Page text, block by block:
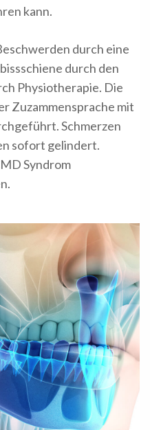
kann.
durch eine
durch den
Physiotherapie. Die
Zuzammensprache mit
Schmerzen
sofort gelindert.
Syndrom